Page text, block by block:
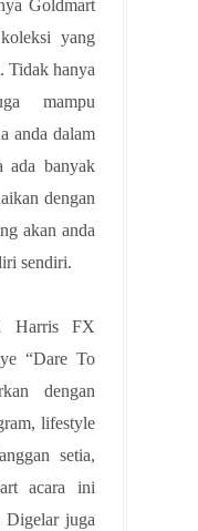
Goldmart
yang
Tidak hanya
mampu
anda dalam
ada banyak
dengan
akan anda
sendiri.
Harris FX
“Dare To
dengan
lifestyle
setia,
acara ini
Digelar juga